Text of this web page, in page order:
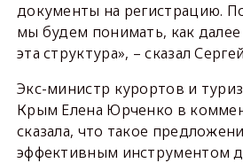
документы на регистрацию.
мы будем понимать, как далее
эта структура», – сказал
Экс-министр курортов и
Крым Елена Юрченко в
сказала, что такое
эффективным инструментом